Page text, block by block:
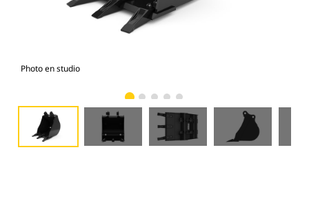
Photo en studio